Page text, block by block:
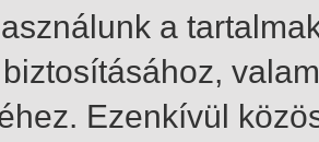
a
Ezenkívül